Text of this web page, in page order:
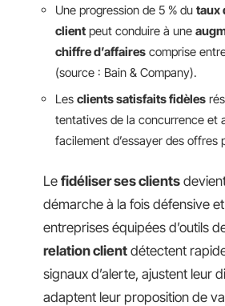
Une progression de 5 % du taux
client peut conduire à une
chiffre d’affaires comprise
(source : Bain & Company).
Les clients satisfaits fidèles
tentatives de la concurrence et
facilement d’essayer des offres
Le fidéliser ses clients
démarche à la fois défensive
entreprises équipées d’outils
relation client détectent
signaux d’alerte, ajustent leur
adaptent leur proposition de